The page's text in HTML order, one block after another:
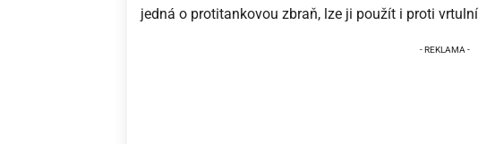
jedná o protitankovou zbraň, lze ji použít i proti